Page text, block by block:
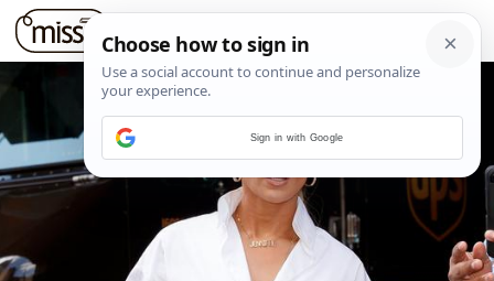
Sign in with Google